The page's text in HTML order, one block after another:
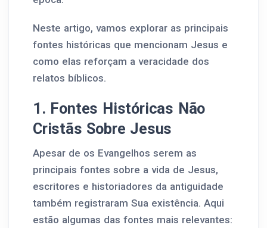
Neste artigo, vamos explorar as principais
fontes históricas que mencionam Jesus e
como elas reforçam a veracidade dos
relatos bíblicos.
1. Fontes Históricas Não
Cristãs Sobre Jesus
Apesar de os Evangelhos serem as
principais fontes sobre a vida de Jesus,
escritores e historiadores da antiguidade
também registraram Sua existência. Aqui
estão algumas das fontes mais relevantes: